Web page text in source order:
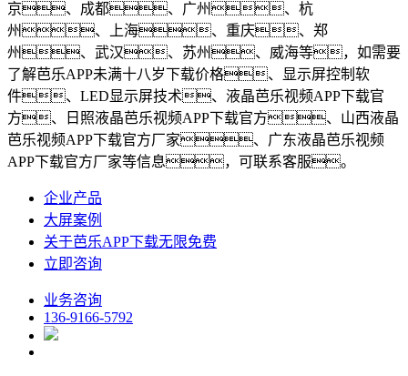
京、成都、广州、杭
州、上海、重庆、郑
州、武汉、苏州、威海等，如需要
了解芭乐APP未满十八岁下载价格、显示屏控制软
件、LED显示屏技术、液晶芭乐视频APP下载官
方、日照液晶芭乐视频APP下载官方、山西液晶
芭乐视频APP下载官方厂家、广东液晶芭乐视频
APP下载官方厂家等信息，可联系客服。
企业产品
大屏案例
关于芭乐APP下载无限免费
立即咨询
业务咨询
136-9166-5792